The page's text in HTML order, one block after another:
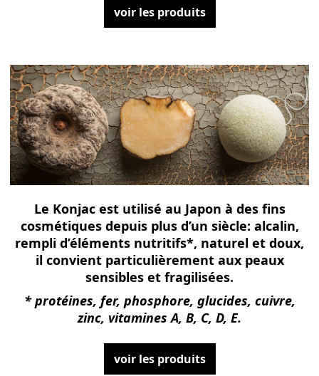
voir les produits
Le Konjac est utilisé au Japon à des fins
cosmétiques depuis plus d’un siècle: alcalin,
rempli d’éléments nutritifs*, naturel et doux,
il convient particulièrement aux peaux
sensibles et fragilisées.
* protéines, fer, phosphore, glucides, cuivre,
zinc, vitamines A, B, C, D, E.
voir les produits